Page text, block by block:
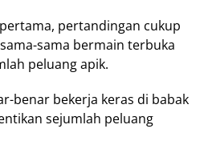
pertandingan cukup
sama bermain terbuka
peluang apik.
benar bekerja keras di babak
sejumlah peluang